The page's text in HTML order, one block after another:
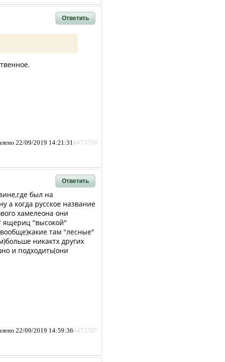
Ответить
22/09/2019 14:21:31#473706
Ответить
был на
а когда русское название
хамелеона они
ящериц "высокой"
там "лесные"
никактх других
и подходить(они
22/09/2019 14:59:36#473707